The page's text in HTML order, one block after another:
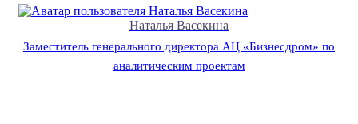
Наталья Васекина
Заместитель генерального директора АЦ «Бизнесдром» по
аналитическим проектам